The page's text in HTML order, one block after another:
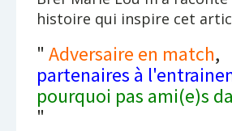
histoire qui inspire cet
" Adversaire en match,
partenaires à
pourquoi pas ami(e)s
"